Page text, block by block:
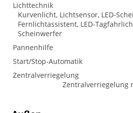
Lichttechnik
Kurvenlicht, Lichtsensor, LED-
Fernlichtassistent, LED-
Scheinwerfer
Pannenhilfe
Start/Stop-Automatik
Zentralverriegelung
Zentralverriegelung